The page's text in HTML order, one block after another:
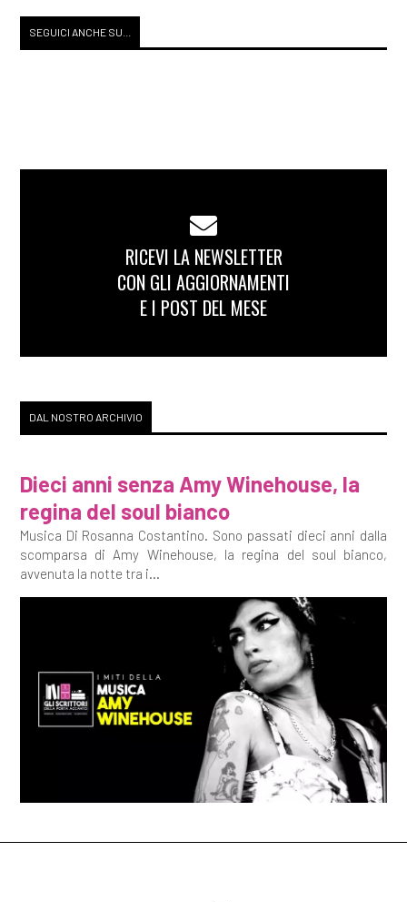
SEGUICI ANCHE SU...
RICEVI LA NEWSLETTER
CON GLI AGGIORNAMENTI
E I POST DEL MESE
DAL NOSTRO ARCHIVIO
Dieci anni senza Amy Winehouse, la
regina del soul bianco
Musica Di Rosanna Costantino. Sono passati dieci anni dalla
scomparsa di Amy Winehouse, la regina del soul bianco,
avvenuta la notte tra i...